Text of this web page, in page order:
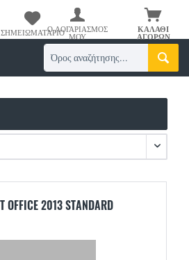
ΚΑΛΆΘΙ
ΑΓΟΡΏΝ
ΣΗΜΕΙΩΜΑΤΆΡΙΟΟ ΛΟΓΑΡΙΑΣΜΌΣ
ΜΟΥ
OFFICE 2013 STANDARD